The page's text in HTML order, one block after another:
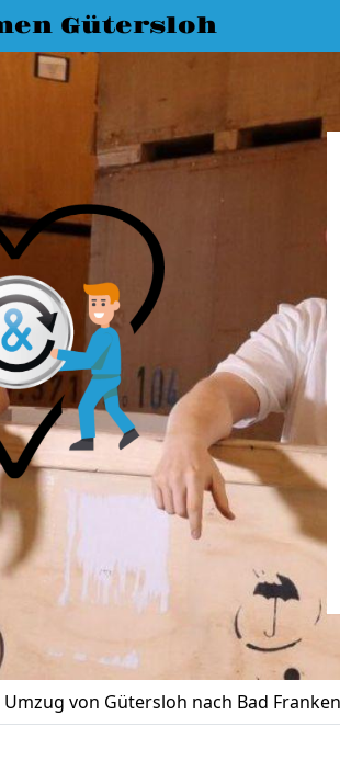
Gütersloh
Umzug von Gütersloh nach Bad